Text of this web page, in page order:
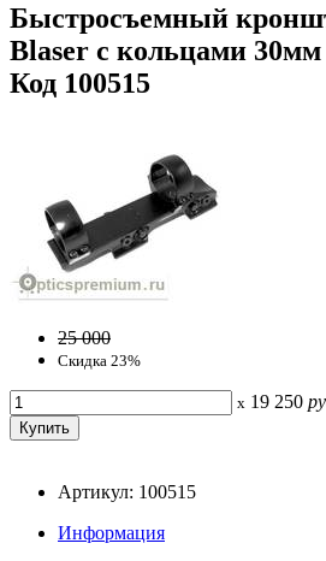
Быстросъемный
Blaser с кольцами
Код 100515
25 000
Скидка 23%
x 19 250
Артикул: 100515
Информация